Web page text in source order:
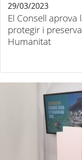
El Consell aprova
protegir i
Humanitat
29/03/2023